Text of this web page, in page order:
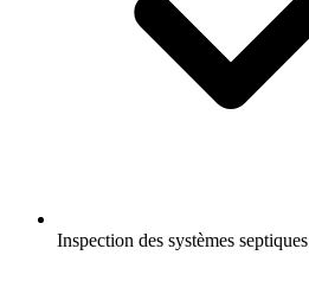
Inspection des systèmes septiques